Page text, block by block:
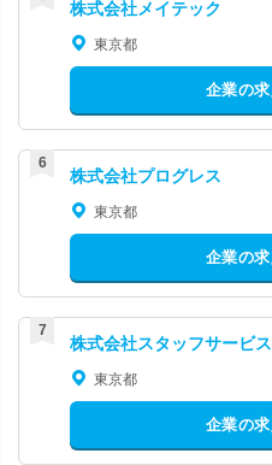
株式会社メイテック
東京都
企業の
株式会社プログレス
東京都
企業の
株式会社スタッフサービス
東京都
企業の